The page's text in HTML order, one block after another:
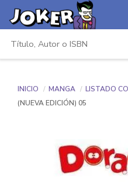
INICIO MANGA LISTADO
(NUEVA EDICIÓN) 05